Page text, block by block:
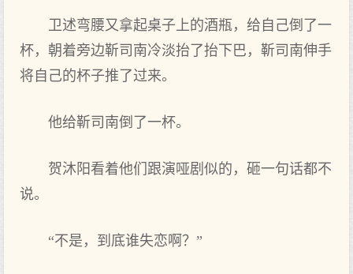
卫述弯腰又拿起桌子上的酒瓶，给自己倒了一
杯，朝着旁边靳司南冷淡抬了抬下巴，靳司南伸手
将自己的杯子推了过来。
他给靳司南倒了一杯。
贺沐阳看着他们跟演哑剧似的，砸一句话都不
说。
“不是，到底谁失恋啊？”